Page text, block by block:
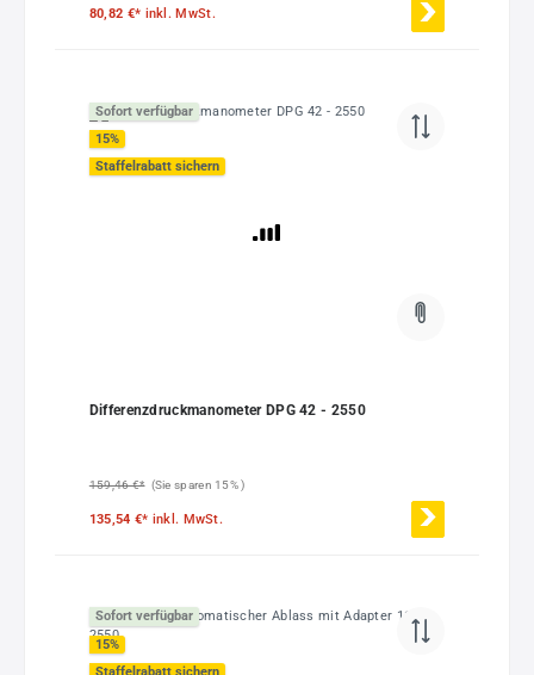
80,82 €* inkl. MwSt.
Sofort verfügbar
15%
Staffelrabatt sichern
Differenzdruckmanometer DPG 42 - 2550
159,46 €* (Sie sparen 15% )
135,54 €* inkl. MwSt.
Sofort verfügbar
15%
Staffelrabatt sichern